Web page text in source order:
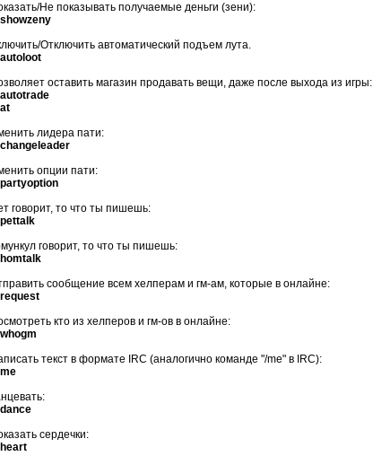
/Не показывать получаемые деньги (зени):
/Отключить автоматический подъем лута.
оставить магазин продавать вещи, даже после выхода из игры:
лидера пати:
опции пати:
говорит, то что ты пишешь:
говорит, то что ты пишешь:
сообщение всем хелперам и гм-ам, которые в онлайне:
кто из хелперов и гм-ов в онлайне:
текст в формате
IRC (аналогично команде "/me" в IRC):
сердечки: